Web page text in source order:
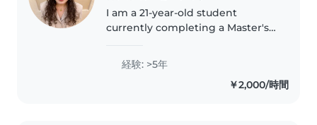
I am a 21-year-old student
currently completing a Master's
have been babysitting since the
age of 14 and have extensive
経験: >5年
￥2,000/時間